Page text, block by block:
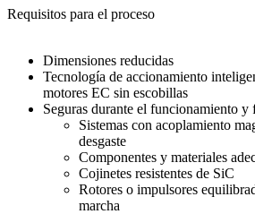
Requisitos para el proceso
Dimensiones reducidas
Tecnología de accionamiento
motores EC sin escobillas
Seguras durante el funcionamiento y
Sistemas con acoplamiento
desgaste
Componentes y materiales
Cojinetes resistentes de SiC
Rotores o impulsores
marcha